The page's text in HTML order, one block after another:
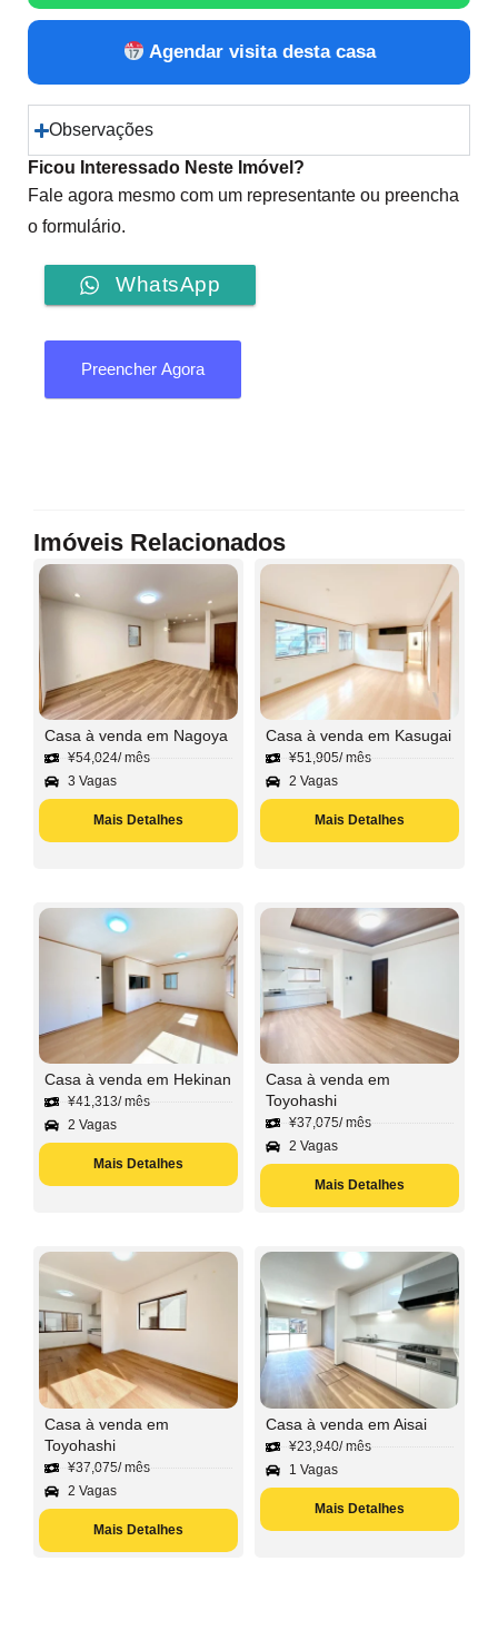
Agendar visita desta casa
Observações
Ficou Interessado Neste Imóvel?
Fale agora mesmo com um representante ou preencha
o formulário.
WhatsApp
Preencher Agora
Imóveis Relacionados
Casa à venda em Nagoya
¥54,024/ mês
3 Vagas
Mais Detalhes
Casa à venda em Kasugai
¥51,905/ mês
2 Vagas
Mais Detalhes
Casa à venda em Hekinan
¥41,313/ mês
2 Vagas
Mais Detalhes
Casa à venda em
Toyohashi
¥37,075/ mês
2 Vagas
Mais Detalhes
Casa à venda em
Toyohashi
¥37,075/ mês
2 Vagas
Mais Detalhes
Casa à venda em Aisai
¥23,940/ mês
1 Vagas
Mais Detalhes